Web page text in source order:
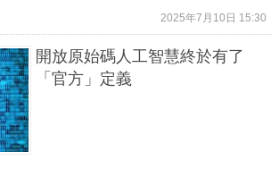
2025年7月10日 15:30
開放原始碼人工智慧終於有了
「官方」定義